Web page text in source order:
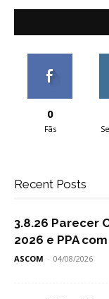
0
Fãs
Recent Posts
3.8.26 Parecer
2026 e PPA
ASCOM - 04/08/2026